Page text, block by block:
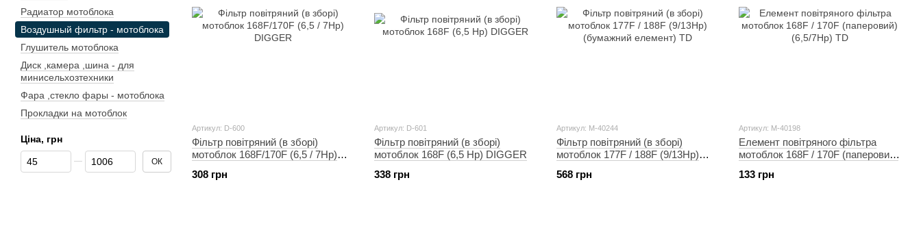
Артикул: D-600
Фільтр повітряний (в зборі)
мотоблок 168F/170F (6,5 / 7Hp)
308 грн
Артикул: D-601
Фільтр повітряний (в зборі)
мотоблок 168F (6,5 Hp) DIGGER
338 грн
Артикул: M-40244
Фільтр повітряний (в зборі)
мотоблок 177F / 188F (9/13Hp)
568 грн
Артикул: M-40198
Елемент повітряного фільтра
мотоблок 168F / 170F (паперовий)
133 грн
Радиатор мотоблока
Воздушный фильтр - мотоблока
Глушитель мотоблока
Диск ,камера ,шина - для
минисельхозтехники
Фара ,стекло фары - мотоблока
Прокладки на мотоблок
Ціна, грн
Від Ціна, грн
До Ціна, грн ОК